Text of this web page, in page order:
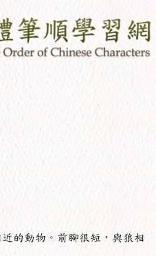
的動物。前腳很短，與狼相